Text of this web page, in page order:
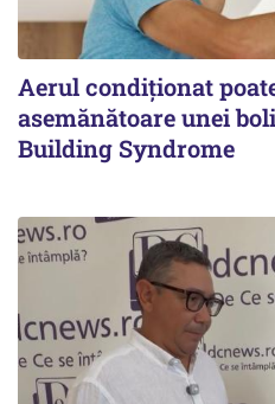
Aerul condiționat
asemănătoare unei
Building Syndrome